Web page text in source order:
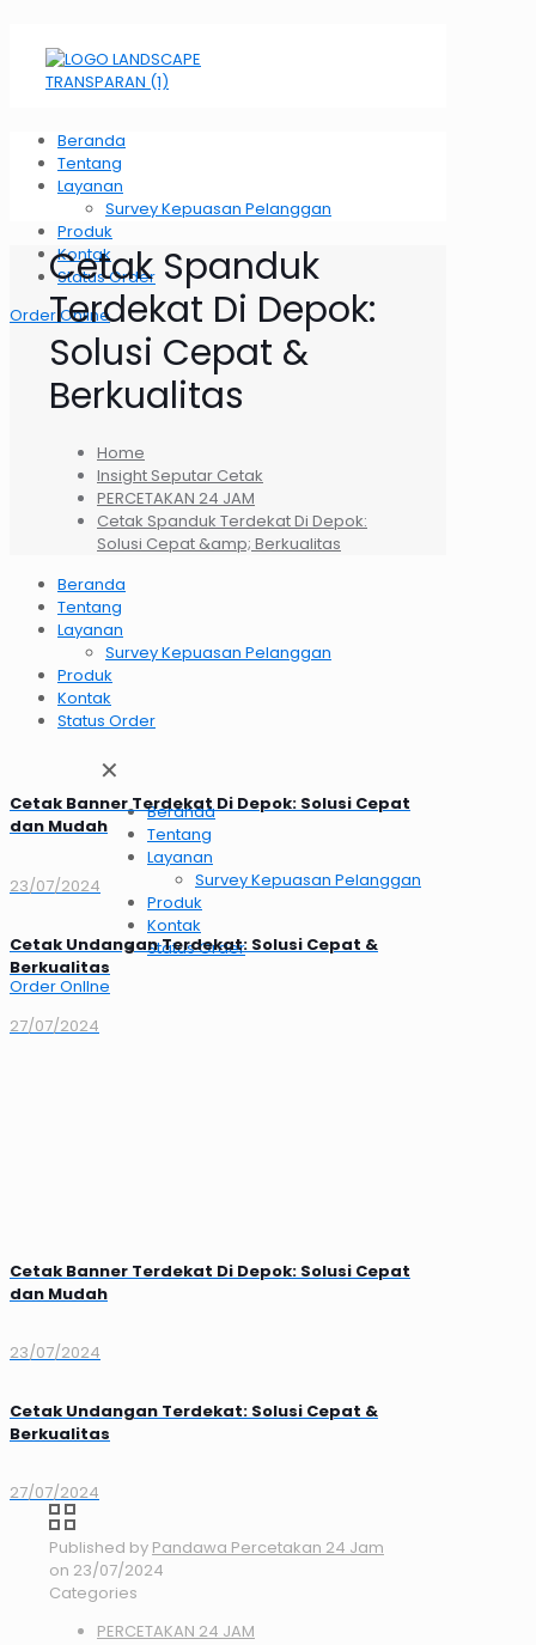
Beranda
Tentang
Layanan
Survey Kepuasan Pelanggan
Produk
Kontak
Status Order
Order Online
Beranda
Tentang
Layanan
Survey Kepuasan Pelanggan
Produk
Kontak
Status Order
✕
Beranda
Tentang
Layanan
Survey Kepuasan Pelanggan
Produk
Kontak
Status Order
Order OnlIne
Cetak Spanduk
Terdekat Di Depok:
Solusi Cepat &
Berkualitas
Home
Insight Seputar Cetak
PERCETAKAN 24 JAM
Cetak Spanduk Terdekat Di Depok:
Solusi Cepat &amp; Berkualitas
Cetak Banner Terdekat Di Depok: Solusi Cepat
dan Mudah
23/07/2024
Cetak Undangan Terdekat: Solusi Cepat &
Berkualitas
27/07/2024
Cetak Banner Terdekat Di Depok: Solusi Cepat
dan Mudah
23/07/2024
Cetak Undangan Terdekat: Solusi Cepat &
Berkualitas
27/07/2024
Published by Pandawa Percetakan 24 Jam
on 23/07/2024
Categories
PERCETAKAN 24 JAM